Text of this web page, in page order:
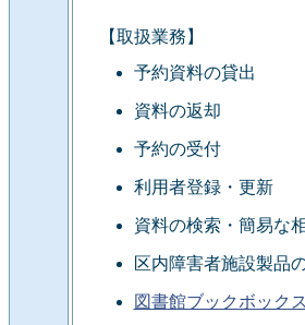
【取扱業務】
予約資料の貸出
資料の返却
予約の受付
利用者登録・更新
資料の検索・簡易な
区内障害者施設製品
図書館ブックボック